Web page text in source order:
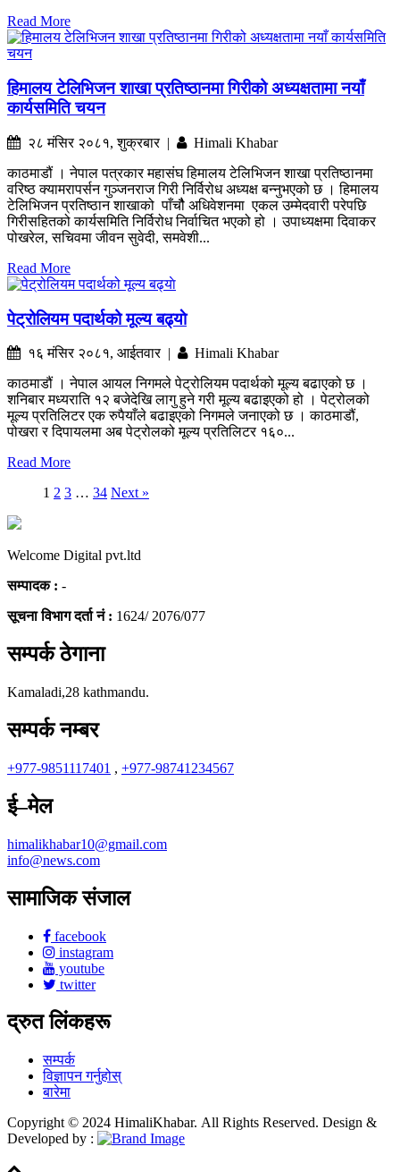
Read More
हिमालय टेलिभिजन शाखा प्रतिष्ठानमा गिरीको अध्यक्षतामा नयाँ
कार्यसमिति चयन
२८ मंसिर २०८१, शुक्रबार |
Himali Khabar
काठमाडौं । नेपाल पत्रकार महासंघ हिमालय टेलिभिजन शाखा प्रतिष्ठानमा
वरिष्ठ क्यामरापर्सन गुञ्जनराज गिरी निर्विरोध अध्यक्ष बन्नुभएको छ । हिमालय
टेलिभिजन प्रतिष्ठान शाखाको पाँचौै अधिवेशनमा एकल उम्मेदवारी परेपछि
गिरीसहितको कार्यसमिति निर्विरोध निर्वाचित भएको हो । उपाध्यक्षमा दिवाकर
पोखरेल, सचिवमा जीवन सुवेदी, समवेशी...
Read More
पेट्रोलियम पदार्थको मूल्य बढ्याे
१६ मंसिर २०८१, आईतवार |
Himali Khabar
काठमाडौं । नेपाल आयल निगमले पेट्रोलियम पदार्थको मूल्य बढाएको छ ।
शनिबार मध्यराति १२ बजेदेखि लागु हुने गरी मूल्य बढाइएको हो । पेट्रोलको
मूल्य प्रतिलिटर एक रुपैयाँले बढाइएको निगमले जनाएको छ । काठमाडौं,
पोखरा र दिपायलमा अब पेट्रोलको मूल्य प्रतिलिटर १६०...
Read More
1 2 3 … 34 Next »
Welcome Digital pvt.ltd
सम्पादक : -
सूचना विभाग दर्ता नं : 1624/ 2076/077
सम्पर्क ठेगाना
Kamaladi,28 kathmandu.
सम्पर्क नम्बर
+977-9851117401 , +977-98741234567
ई–मेल
himalikhabar10@gmail.com
info@news.com
सामाजिक संजाल
facebook
instagram
youtube
twitter
द्रुत लिंकहरू
सम्पर्क
विज्ञापन गर्नुहोस्
बारेमा
Copyright © 2024 HimaliKhabar. All Rights Reserved. Design &
Developed by :